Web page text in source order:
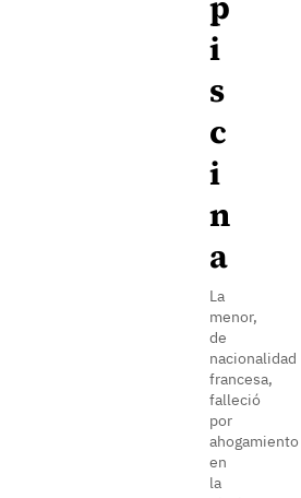
i
s
c
i
n
a
La
menor,
de
nacionalidad
francesa,
falleció
por
ahogamiento
en
la